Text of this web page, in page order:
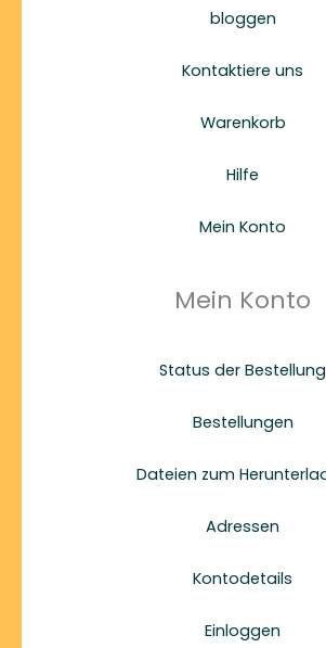
bloggen
Kontaktiere uns
Warenkorb
Hilfe
Mein Konto
Mein Konto
Status der Bestellung
Bestellungen
Dateien zum
Adressen
Kontodetails
Einloggen